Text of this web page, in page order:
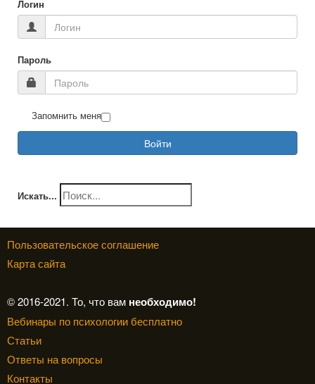
Логин
Пароль
Запомнить меня
Войти
Искать...
Пользовательское соглашение
Карта сайта
© 2016-2021. То, что вам необходимо!
Вебинары по психологии бесплатно
Статьи
Ответы на вопросы
Контакты